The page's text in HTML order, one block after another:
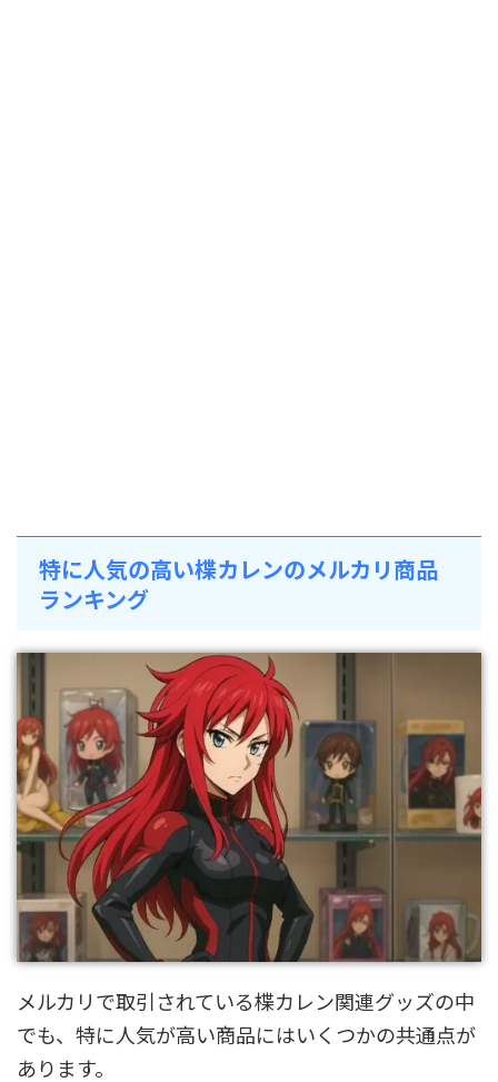
特に人気の高い楪カレンのメルカリ商品
ランキング
メルカリで取引されている楪カレン関連グッズの中
でも、特に人気が高い商品にはいくつかの共通点が
あります。